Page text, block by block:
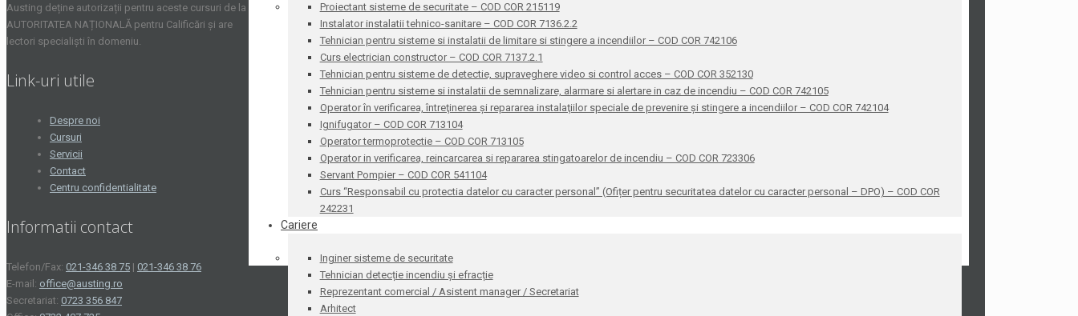
Proiectant sisteme de securitate – COD COR 215119
Instalator instalatii tehnico-sanitare – COD COR 7136.2.2
Tehnician pentru sisteme si instalatii de limitare si stingere a incendiilor – COD COR 742106
Curs electrician constructor – COD COR 7137.2.1
Tehnician pentru sisteme de detectie, supraveghere video si control acces – COD COR 352130
Tehnician pentru sisteme si instalatii de semnalizare, alarmare si alertare in caz de incendiu – COD COR 742105
Operator în verificarea, întreţinerea şi repararea instalaţiilor speciale de prevenire şi stingere a incendiilor – COD COR 742104
Ignifugator – COD COR 713104
Operator termoprotectie – COD COR 713105
Operator in verificarea, reincarcarea si repararea stingatoarelor de incendiu – COD COR 723306
Servant Pompier – COD COR 541104
Curs “Responsabil cu protectia datelor cu caracter personal” (Ofițer pentru securitatea datelor cu caracter personal – DPO) – COD COR
242231
Cariere
Inginer sisteme de securitate
Tehnician detecție incendiu și efracție
Reprezentant comercial / Asistent manager / Secretariat
Arhitect
Austing deține autorizații pentru aceste cursuri de la
AUTORITATEA NAȚIONALĂ pentru Calificări și are
lectori specialiști în domeniu.
Link-uri utile
Despre noi
Cursuri
Servicii
Contact
Centru confidentialitate
Informatii contact
Telefon/Fax: 021-346 38 75 | 021-346 38 76
E-mail: office@austing.ro
Secretariat: 0723 356 847